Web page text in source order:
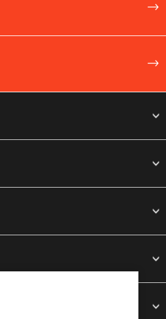
>
>
>
>
>